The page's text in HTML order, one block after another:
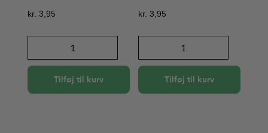
kr. 3,95
antal
Tilføj til kurv
kr. 3,95
antal
Tilføj til kurv